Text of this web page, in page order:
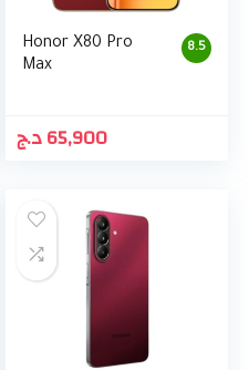
8.5
Honor X80 Pro
Max
65,900د.ج